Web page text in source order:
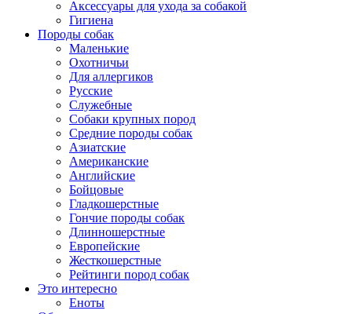
Аксессуары для ухода за собакой
Гигиена
Породы собак
Маленькие
Охотничьи
Для аллергиков
Русские
Служебные
Собаки крупных пород
Средние породы собак
Азиатские
Американские
Английские
Бойцовые
Гладкошерстные
Гончие породы собак
Длинношерстные
Европейские
Жесткошерстные
Рейтинги пород собак
Это интересно
Еноты